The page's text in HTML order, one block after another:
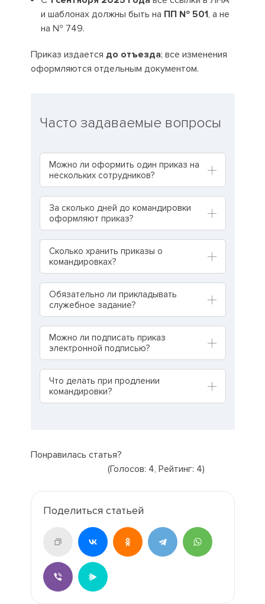
и шаблонах должны быть на ПП № 501, а не
на № 749.
Приказ издается до отъезда; все изменения
оформляются отдельным документом.
Часто задаваемые вопросы
Можно ли оформить один приказ на
нескольких сотрудников?
За сколько дней до командировки
оформляют приказ?
Сколько хранить приказы о
командировках?
Обязательно ли прикладывать
служебное задание?
Можно ли подписать приказ
электронной подписью?
Что делать при продлении
командировки?
Понравилась статья?
(Голосов: 4, Рейтинг: 4)
Поделиться статьей